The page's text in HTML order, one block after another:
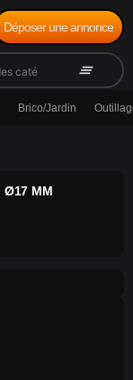
clear_all
Déposer une annonce
Brico/Jardin
Ø17 MM